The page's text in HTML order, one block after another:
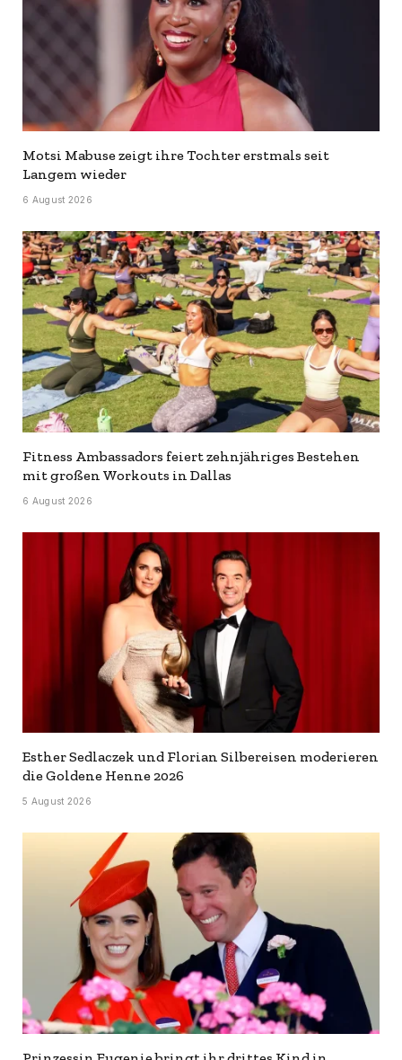
Motsi Mabuse zeigt ihre Tochter erstmals seit
Langem wieder
6 August 2026
Fitness Ambassadors feiert zehnjähriges Bestehen
mit großen Workouts in Dallas
6 August 2026
Esther Sedlaczek und Florian Silbereisen moderieren
die Goldene Henne 2026
5 August 2026